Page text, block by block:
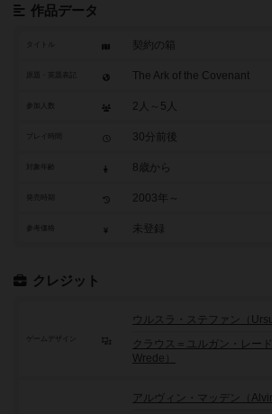
作品データ
タイトル 契約の箱
The Ark of the Covenant
参加人数 2人～5人
30分前後
8歳から
2003年～
参考価格 未登録
クレジット
ゲームデザイン
ウルスラ・ステファン（
クラウス＝ユルガン・レー
Wrede）
アルヴィン・マッデン（